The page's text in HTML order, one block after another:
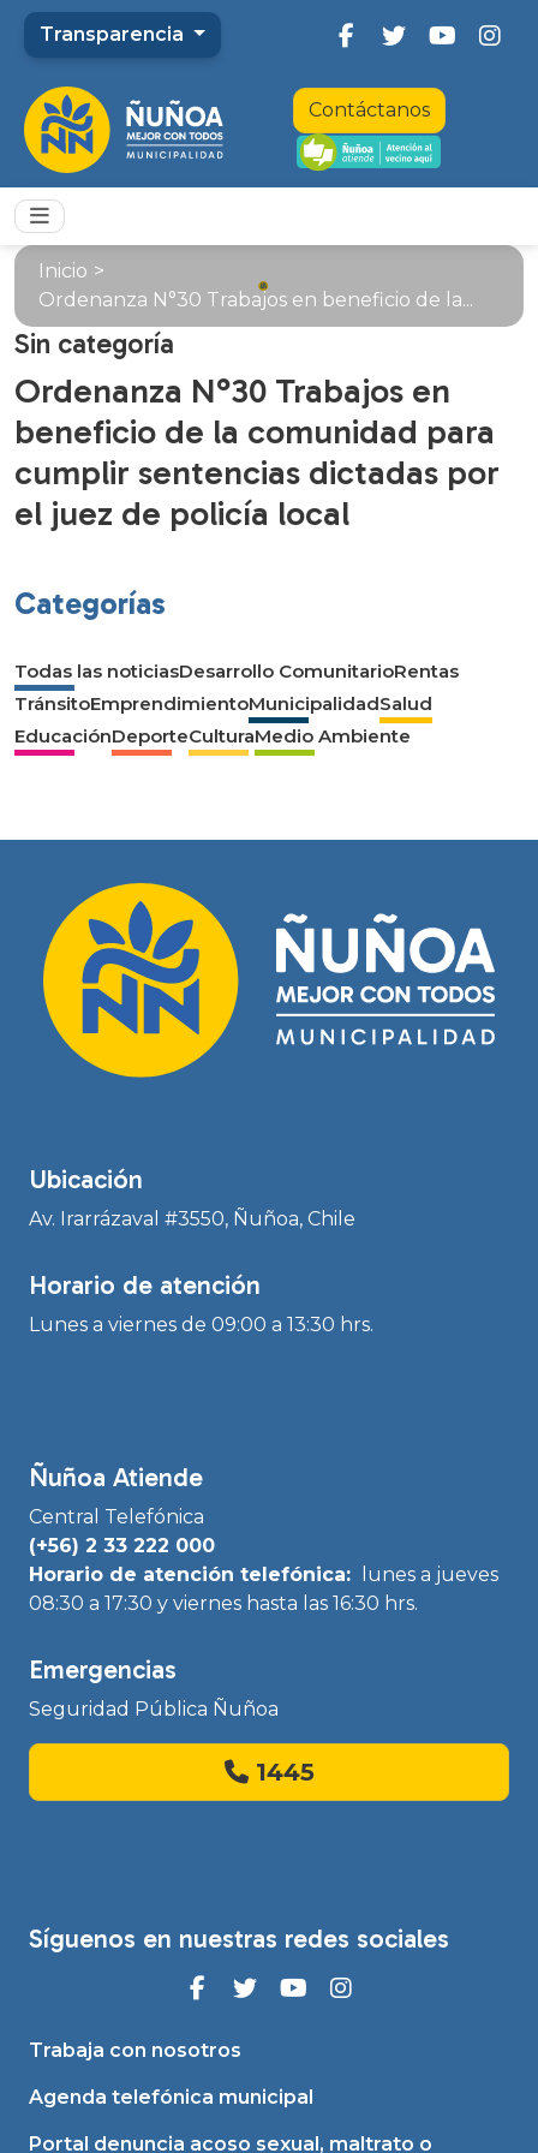
Transparencia
Contáctanos
Inicio >
Ordenanza N°30 Trabajos en beneficio de la...
Sin categoría
Ordenanza N°30 Trabajos en
beneficio de la comunidad para
cumplir sentencias dictadas por
el juez de policía local
Categorías
Todas las noticiasDesarrollo ComunitarioRentas
TránsitoEmprendimientoMunicipalidadSalud
EducaciónDeporteCulturaMedio Ambiente
Ubicación
Av. Irarrázaval #3550, Ñuñoa, Chile
Horario de atención
Lunes a viernes de 09:00 a 13:30 hrs.
Ñuñoa Atiende
Central Telefónica
(+56) 2 33 222 000
Horario de atención telefónica:
lunes a jueves
08:30 a 17:30 y viernes hasta las 16:30 hrs.
Emergencias
Seguridad Pública Ñuñoa
1445
Síguenos en nuestras redes sociales
Trabaja con nosotros
Agenda telefónica municipal
Portal denuncia acoso sexual, maltrato o